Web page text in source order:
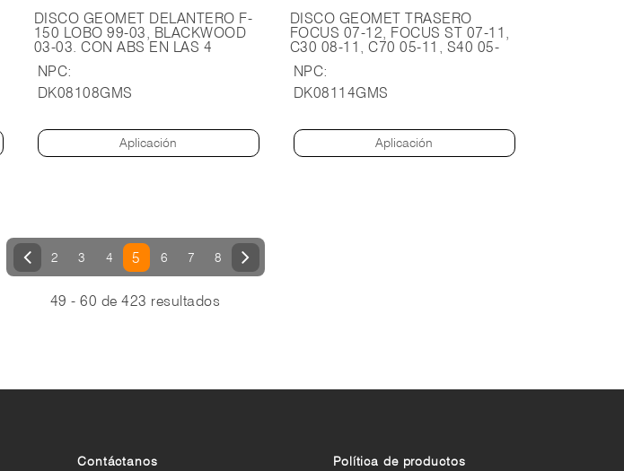
DISCO GEOMET DELANTERO F-
150 LOBO 99-03, BLACKWOOD
03-03. CON ABS EN LAS 4
RUEDAS DISCO PARA BIRLOS DE
14MM.
NPC:
DK08108GMS
Aplicación
DISCO GEOMET TRASERO
FOCUS 07-12, FOCUS ST 07-11,
C30 08-11, C70 05-11, S40 05-
11, V50 05-07.
NPC:
DK08114GMS
Aplicación
2 3 4 5 6 7 8
49 - 60 de 423 resultados
Contáctanos Política de productos